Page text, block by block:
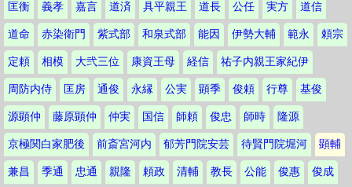
匡衡 義孝 嘉言 道済 具平親王 道長 公任 実方 道信
道命 赤染衛門 紫式部 和泉式部 能因 伊勢大輔 範永 頼宗
定頼 相模 大弐三位 康資王母 経信 祐子内親王家紀伊
周防内侍 匡房 通俊 永縁 公実 顕季 俊頼 行尊 基俊
源顕仲 藤原顕仲 仲実 国信 師頼 俊忠 師時 隆源
京極関白家肥後 前斎宮河内 郁芳門院安芸 待賢門院堀河 顕輔
兼昌 季通 忠通 親隆 頼政 清輔 教長 公能 俊惠 俊成